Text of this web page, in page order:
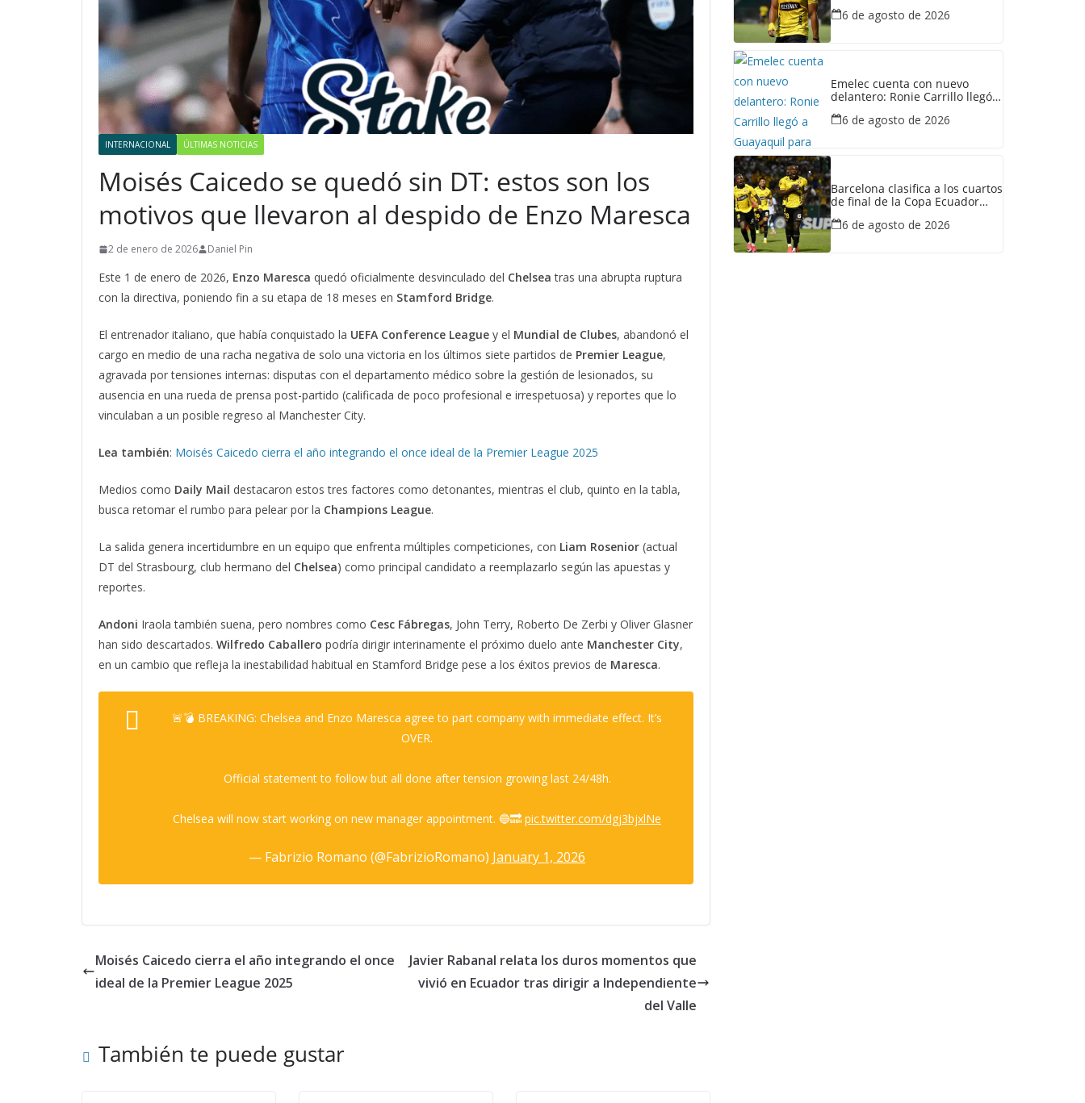
INTERNACIONAL ÚLTIMAS NOTICIAS
Moisés Caicedo se quedó sin DT: estos son los
motivos que llevaron al despido de Enzo Maresca
2 de enero de 2026 Daniel Pin
Este 1 de enero de 2026, Enzo Maresca quedó oficialmente desvinculado del Chelsea tras una abrupta ruptura
con la directiva, poniendo fin a su etapa de 18 meses en Stamford Bridge.
El entrenador italiano, que había conquistado la UEFA Conference League y el Mundial de Clubes, abandonó el
cargo en medio de una racha negativa de solo una victoria en los últimos siete partidos de Premier League,
agravada por tensiones internas: disputas con el departamento médico sobre la gestión de lesionados, su
ausencia en una rueda de prensa post-partido (calificada de poco profesional e irrespetuosa) y reportes que lo
vinculaban a un posible regreso al Manchester City.
Lea también: Moisés Caicedo cierra el año integrando el once ideal de la Premier League 2025
Medios como Daily Mail destacaron estos tres factores como detonantes, mientras el club, quinto en la tabla,
busca retomar el rumbo para pelear por la Champions League.
La salida genera incertidumbre en un equipo que enfrenta múltiples competiciones, con Liam Rosenior (actual
DT del Strasbourg, club hermano del Chelsea) como principal candidato a reemplazarlo según las apuestas y
reportes.
Andoni Iraola también suena, pero nombres como Cesc Fábregas, John Terry, Roberto De Zerbi y Oliver Glasner
han sido descartados. Wilfredo Caballero podría dirigir interinamente el próximo duelo ante Manchester City,
en un cambio que refleja la inestabilidad habitual en Stamford Bridge pese a los éxitos previos de Maresca.
🚨💣 BREAKING: Chelsea and Enzo Maresca agree to part company with immediate effect. It’s
OVER.
Official statement to follow but all done after tension growing last 24/48h.
Chelsea will now start working on new manager appointment. 🔵🔜 pic.twitter.com/dgj3bjxlNe
— Fabrizio Romano (@FabrizioRomano) January 1, 2026
Moisés Caicedo cierra el año integrando el once
ideal de la Premier League 2025
Javier Rabanal relata los duros momentos que
vivió en Ecuador tras dirigir a Independiente
del Valle
También te puede gustar
derrotado a Liga de Portoviejo?
6 de agosto de 2026
Emelec cuenta con nuevo
delantero: Ronie Carrillo llegó a
Bombillo
6 de agosto de 2026
Barcelona clasifica a los cuartos
de final de la Copa Ecuador
en polémica partido
6 de agosto de 2026